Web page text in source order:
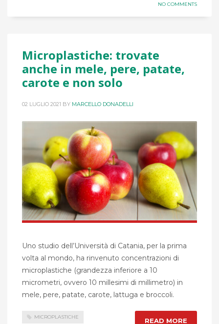
NO COMMENTS
Microplastiche: trovate
anche in mele, pere, patate,
carote e non solo
02 LUGLIO 2021 BY MARCELLO DONADELLI
Uno studio dell’Università di Catania, per la prima
volta al mondo, ha rinvenuto concentrazioni di
microplastiche (grandezza inferiore a 10
micrometri, ovvero 10 millesimi di millimetro) in
mele, pere, patate, carote, lattuga e broccoli.
MICROPLASTICHE READ MORE